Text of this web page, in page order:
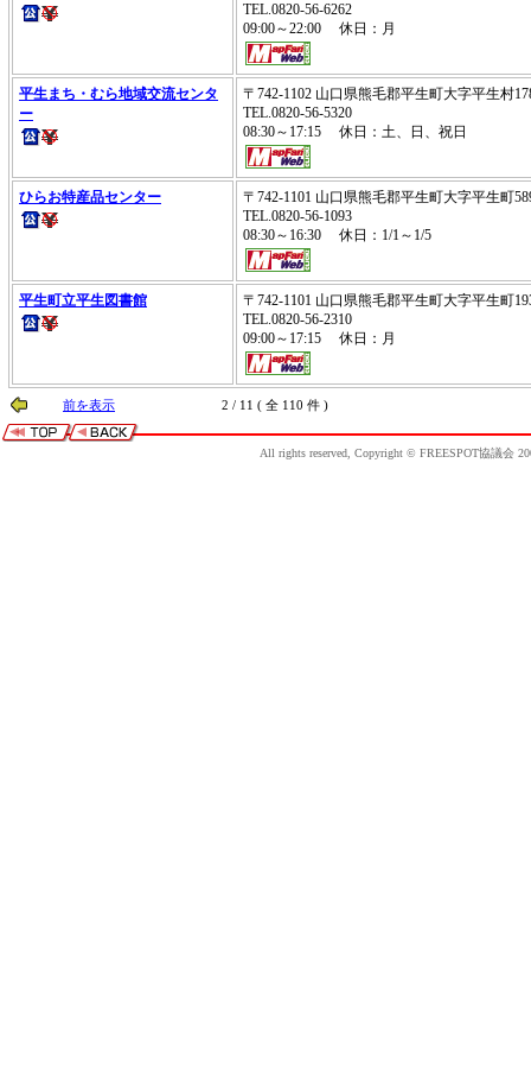
TEL.0820-56-6262
09:00～22:00 休日：月
平生まち・むら地域交流センタ
ー
〒742-1102 山口県熊毛郡平生町大字平生村
TEL.0820-56-5320
08:30～17:15 休日：土、日、祝日
ひらお特産品センター
〒742-1101 山口県熊毛郡平生町大字平生町
TEL.0820-56-1093
08:30～16:30 休日：1/1～1/5
平生町立平生図書館
〒742-1101 山口県熊毛郡平生町大字平生町
TEL.0820-56-2310
09:00～17:15 休日：月
前を表示 2 / 11 ( 全 110 件 )
All rights reserved, Copyright © FREESPOT協議会